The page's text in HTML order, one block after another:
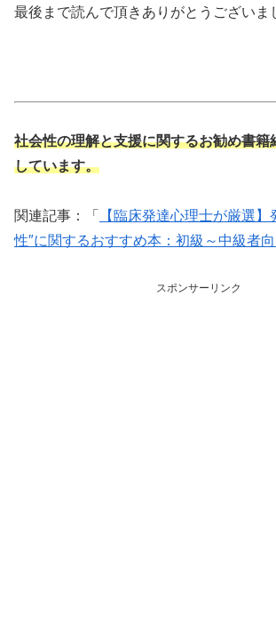
最後まで読んで頂きありがとうございま
社会性の理解と支援に関するお勧め書籍
しています。
関連記事：「
【臨床発達心理士が厳選
性″に関するおすすめ本：初級～中級者
スポンサーリンク